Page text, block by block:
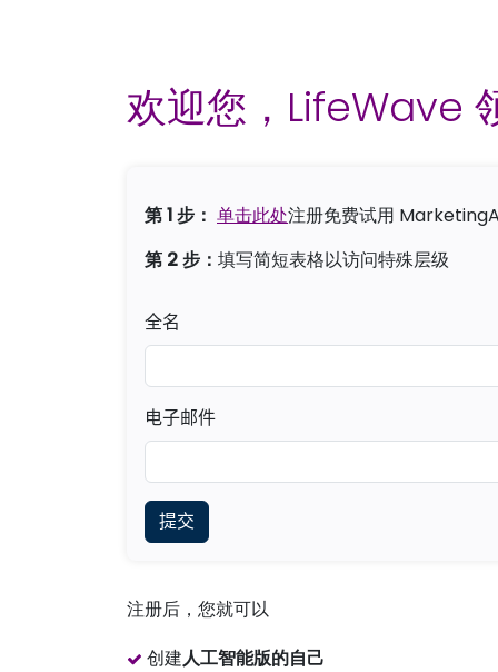
欢迎您，LifeWave
第 1 步： 单击此处注册免费试用
第 2 步： 填写简短表格以访问特殊层级
全名
电子邮件
注册后，您就可以
创建人工智能版的自己